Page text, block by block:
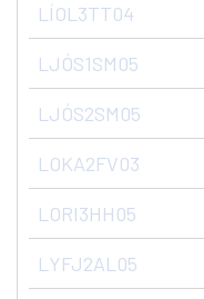
LÍOL3TT04
LJÓS1SM05
LJÓS2SM05
LOKA2FV03
LORI3HH05
LYFJ2AL05